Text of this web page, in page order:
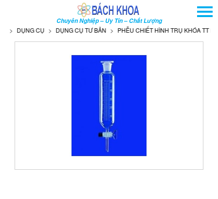
Chuyên Nghiệp – Uy Tín – Chất Lượng
GIỚI THIỆU
DỤNG CỤ DỤNG CỤ TƯ BẢN PHỄU CHIẾT HÌNH TRỤ KHÓA TT NẮP